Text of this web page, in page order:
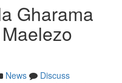
Gharama
News
Discuss